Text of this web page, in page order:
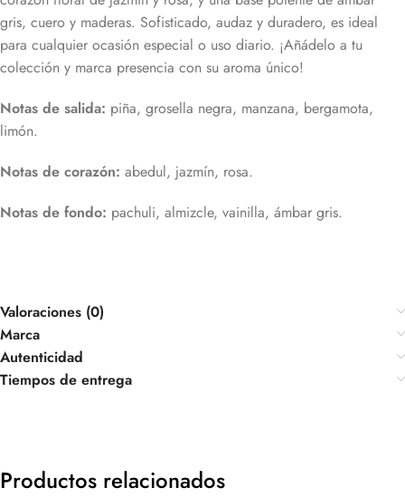
gris, cuero y maderas. Sofisticado, audaz y duradero, es ideal
para cualquier ocasión especial o uso diario. ¡Añádelo a tu
colección y marca presencia con su aroma único!
Notas de salida: piña, grosella negra, manzana, bergamota,
limón.
Notas de corazón: abedul, jazmín, rosa.
Notas de fondo: pachuli, almizcle, vainilla, ámbar gris.
Valoraciones (0)
Marca
Autenticidad
Tiempos de entrega
Productos relacionados